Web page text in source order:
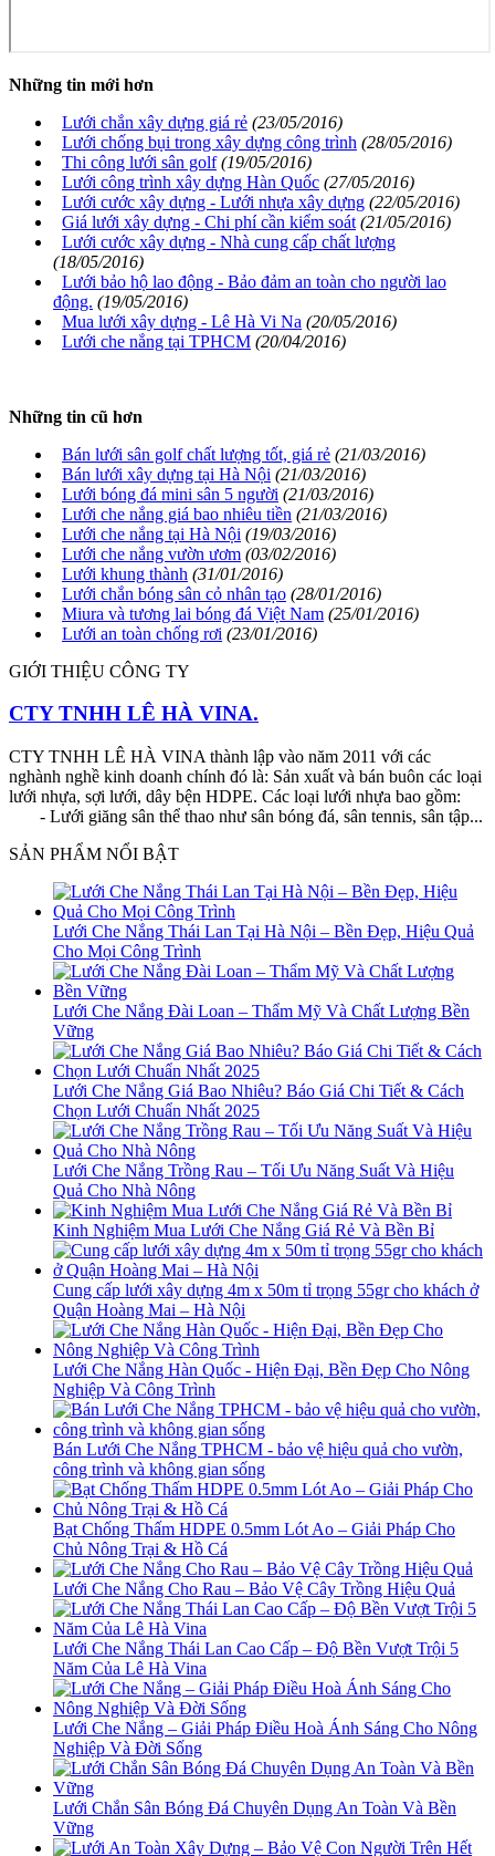
Những tin mới hơn
Lưới chắn xây dựng giá rẻ (23/05/2016)
Lưới chống bụi trong xây dựng công trình (28/05/2016)
Thi công lưới sân golf (19/05/2016)
Lưới công trình xây dựng Hàn Quốc (27/05/2016)
Lưới cước xây dựng - Lưới nhựa xây dựng (22/05/2016)
Giá lưới xây dựng - Chi phí cần kiểm soát (21/05/2016)
Lưới cước xây dựng - Nhà cung cấp chất lượng
(18/05/2016)
Lưới bảo hộ lao động - Bảo đảm an toàn cho người lao
động. (19/05/2016)
Mua lưới xây dựng - Lê Hà Vi Na (20/05/2016)
Lưới che nắng tại TPHCM (20/04/2016)
Những tin cũ hơn
Bán lưới sân golf chất lượng tốt, giá rẻ (21/03/2016)
Bán lưới xây dựng tại Hà Nội (21/03/2016)
Lưới bóng đá mini sân 5 người (21/03/2016)
Lưới che nắng giá bao nhiêu tiền (21/03/2016)
Lưới che nắng tại Hà Nội (19/03/2016)
Lưới che nắng vườn ươm (03/02/2016)
Lưới khung thành (31/01/2016)
Lưới chắn bóng sân cỏ nhân tạo (28/01/2016)
Miura và tương lai bóng đá Việt Nam (25/01/2016)
Lưới an toàn chống rơi (23/01/2016)
GIỚI THIỆU CÔNG TY
CTY TNHH LÊ HÀ VINA.
CTY TNHH LÊ HÀ VINA thành lập vào năm 2011 với các
nghành nghề kinh doanh chính đó là: Sản xuất và bán buôn các loại
lưới nhựa, sợi lưới, dây bện HDPE. Các loại lưới nhựa bao gồm:
- Lưới giăng sân thể thao như sân bóng đá, sân tennis, sân tập...
SẢN PHẨM NỔI BẬT
Lưới Che Nắng Thái Lan Tại Hà Nội – Bền Đẹp, Hiệu Quả
Cho Mọi Công Trình
Lưới Che Nắng Đài Loan – Thẩm Mỹ Và Chất Lượng Bền
Vững
Lưới Che Nắng Giá Bao Nhiêu? Báo Giá Chi Tiết & Cách
Chọn Lưới Chuẩn Nhất 2025
Lưới Che Nắng Trồng Rau – Tối Ưu Năng Suất Và Hiệu
Quả Cho Nhà Nông
Kinh Nghiệm Mua Lưới Che Nắng Giá Rẻ Và Bền Bỉ
Cung cấp lưới xây dựng 4m x 50m tỉ trọng 55gr cho khách ở
Quận Hoàng Mai – Hà Nội
Lưới Che Nắng Hàn Quốc - Hiện Đại, Bền Đẹp Cho Nông
Nghiệp Và Công Trình
Bán Lưới Che Nắng TPHCM - bảo vệ hiệu quả cho vườn,
công trình và không gian sống
Bạt Chống Thấm HDPE 0.5mm Lót Ao – Giải Pháp Cho
Chủ Nông Trại & Hồ Cá
Lưới Che Nắng Cho Rau – Bảo Vệ Cây Trồng Hiệu Quả
Lưới Che Nắng Thái Lan Cao Cấp – Độ Bền Vượt Trội 5
Năm Của Lê Hà Vina
Lưới Che Nắng – Giải Pháp Điều Hoà Ánh Sáng Cho Nông
Nghiệp Và Đời Sống
Lưới Chắn Sân Bóng Đá Chuyên Dụng An Toàn Và Bền
Vững